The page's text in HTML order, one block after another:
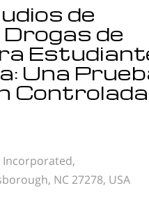
de
de
Una
Incorporated,
NC 27278, USA